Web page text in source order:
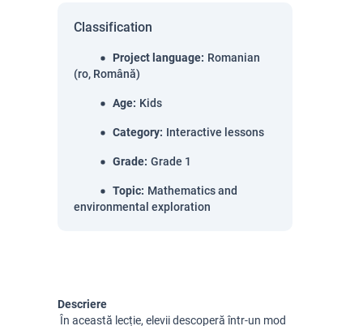
Classification
Project language: Romanian
(ro, Română)
Age: Kids
Category: Interactive lessons
Grade: Grade 1
Topic: Mathematics and
environmental exploration
Descriere